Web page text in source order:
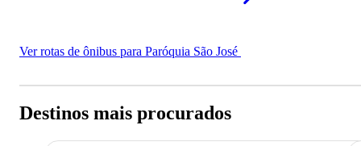
Ver rotas de ônibus para Paróquia São José
Destinos mais procurados